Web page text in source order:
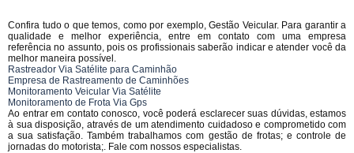
Confira tudo o que temos, como por exemplo, Gestão Veicular. Para garantir a
qualidade e melhor experiência, entre em contato com uma empresa
referência no assunto, pois os profissionais saberão indicar e atender você da
melhor maneira possível.
Rastreador Via Satélite para Caminhão
Empresa de Rastreamento de Caminhões
Monitoramento Veicular Via Satélite
Monitoramento de Frota Via Gps
Ao entrar em contato conosco, você poderá esclarecer suas dúvidas, estamos
à sua disposição, através de um atendimento cuidadoso e comprometido com
a sua satisfação. Também trabalhamos com gestão de frotas; e controle de
jornadas do motorista;. Fale com nossos especialistas.